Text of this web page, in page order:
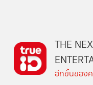
THE
อีกขั้นของ